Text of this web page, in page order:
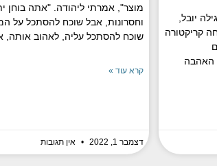
יובל,
קריקטורה
האהבה
מוצר", אמרתי ליהודה. "אתה בוחן
וחסרונות, אבל שוכח להסתכל על
שוכח להסתכל עליה, לאהוב אותה,
קרא עוד »
דצמבר 1, 2022 אין תגובות